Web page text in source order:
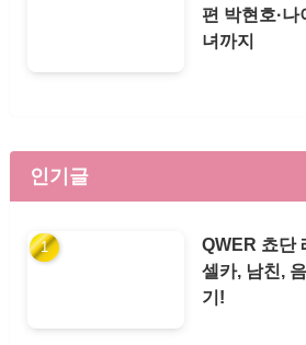
편 박현호·나
녀까지
인기글
QWER 쵸단
셀카, 남친,
기!